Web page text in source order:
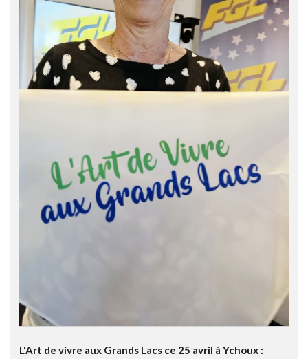
L'Art de vivre aux Grands Lacs ce 25 avril à Ychoux :